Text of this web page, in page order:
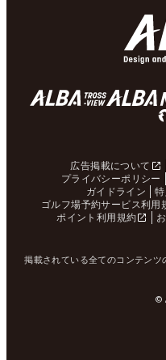
広告掲載について
プライバシーポリシー
ガイドライン
ゴルフ場予約サービス利用
ポイント利用規約
掲載されている全てのコンテンツ
©